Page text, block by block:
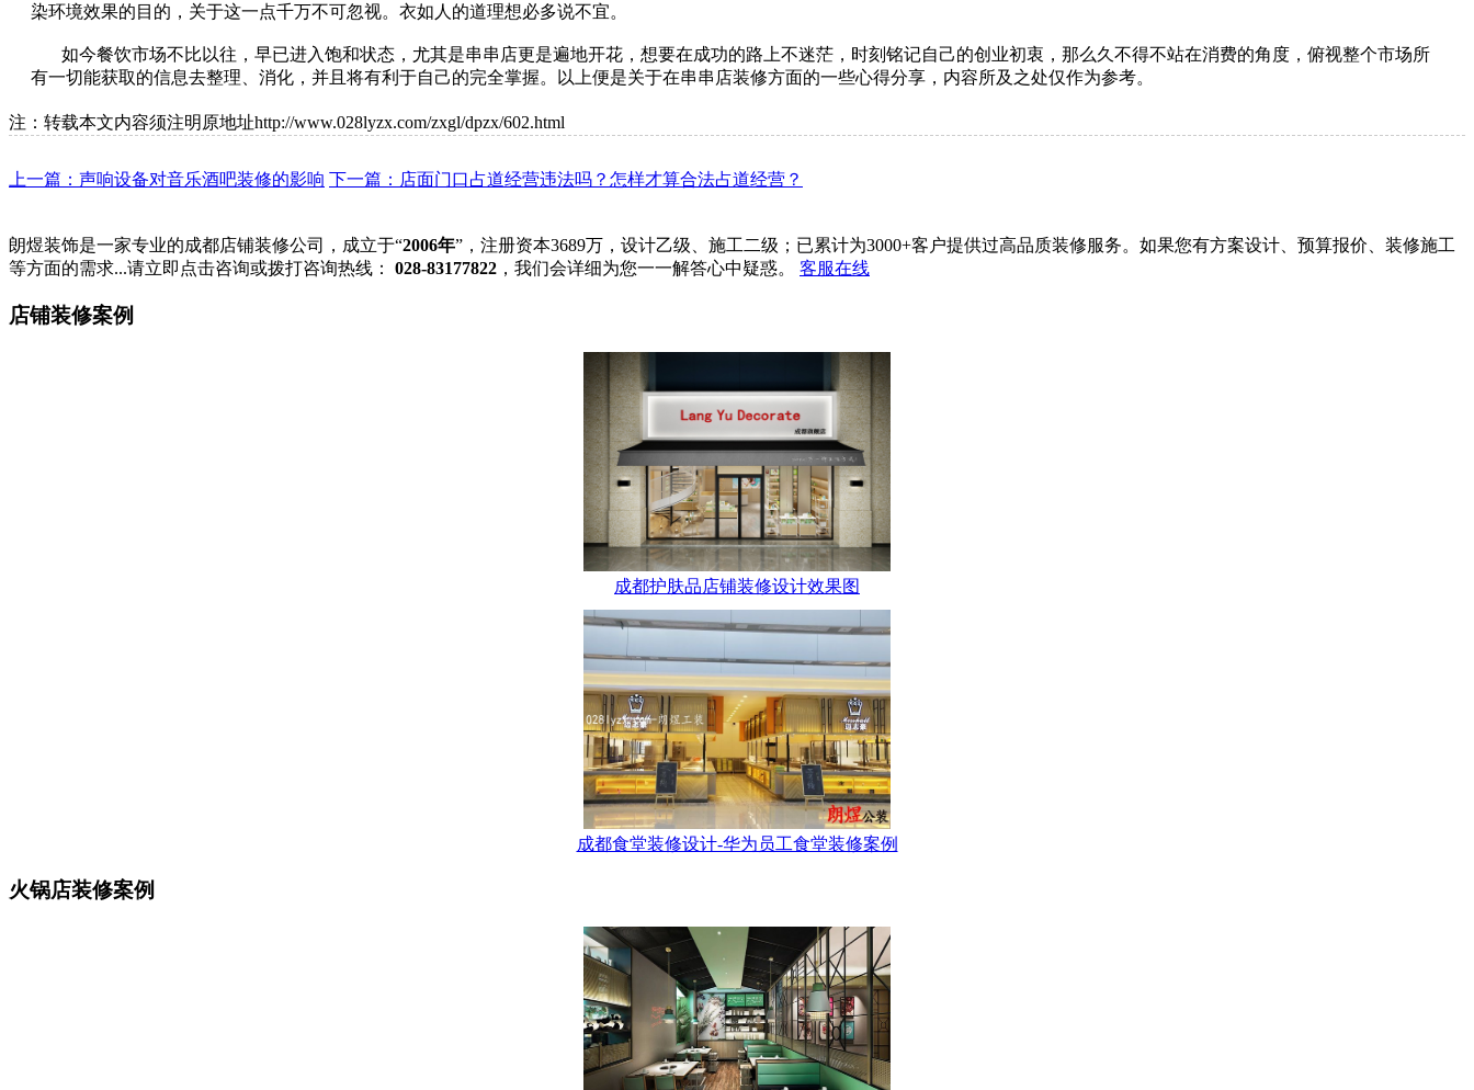
染环境效果的目的，关于这一点千万不可忽视。衣如人的道理想必多说不宜。
如今餐饮市场不比以往，早已进入饱和状态，尤其是串串店更是遍地开花，想要在成功的路上不迷茫，时刻铭记自己的创业初衷，那么久不得不站在消费的角度，俯视整个市场所
有一切能获取的信息去整理、消化，并且将有利于自己的完全掌握。以上便是关于在串串店装修方面的一些心得分享，内容所及之处仅作为参考。
注：转载本文内容须注明原地址http://www.028lyzx.com/zxgl/dpzx/602.html
上一篇：声响设备对音乐酒吧装修的影响 下一篇：店面门口占道经营违法吗？怎样才算合法占道经营？
朗煜装饰是一家专业的成都店铺装修公司，成立于“2006年”，注册资本3689万，设计乙级、施工二级；已累计为3000+客户提供过高品质装修服务。如果您有方案设计、预算报价、装修施工
等方面的需求...请立即点击咨询或拨打咨询热线：
028-83177822 ，我们会详细为您一一解答心中疑惑。 客服在线
店铺装修案例
成都护肤品店铺装修设计效果图
成都食堂装修设计-华为员工食堂装修案例
火锅店装修案例